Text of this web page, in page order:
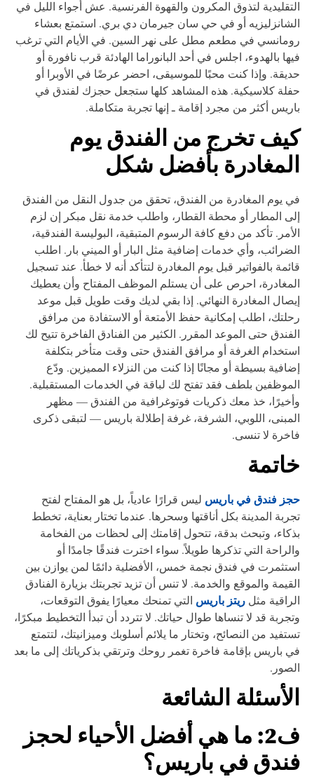
لتذوق المكرون والقهوة الفرنسية. عش أجواء الليل في
أو في حي سان جيرمان دي بري. استمتع بعشاء
في مطعم مطل على نهر السين. في الأيام التي ترغب
بالهدوء، اجلس في أحد البانوراما الهادئة قرب نافورة أو
وإذا كنت محبًا للموسيقى، احضر عرضًا في الأوبرا أو
كلاسيكية. هذه المشاهد كلها ستجعل حجزك لفندق في
أكثر من مجرد إقامة ـ إنها تجربة متكاملة.
تخرج من الفندق يوم
بأفضل شكل
يوم المغادرة من الفندق، تحقق من جدول النقل من الفندق
المطار أو محطة القطار، واطلب خدمة نقل مبكر إن لزم
تأكد من دفع كافة الرسوم المتبقية، البوليسة الفندقية،
وأي خدمات إضافية مثل البار أو الميني بار. اطلب
بالفواتير قبل يوم المغادرة لتتأكد أنه لا خطأ. عند تسجيل
احرص على أن يستلم الموظف المفتاح وأن يعطيك
المغادرة النهائي. إذا بقي لديك وقت طويل قبل موعد
اطلب إمكانية حفظ الأمتعة أو الاستفادة من مرافق
حتى الموعد المقرر. الكثير من الفنادق الفاخرة تتيح لك
الغرفة أو مرافق الفندق حتى وقت متأخر بتكلفة
بسيطة أو مجانًا إذا كنت من النزلاء المميزين. ودّع
بلطف فقد تفتح لك لباقة في الخدمات المستقبلية.
خذ معك ذكريات فوتوغرافية من الفندق — مظهر
اللوبي، الشرفة، غرفة إطلالة باريس — لتبقى ذكرى
لا تنسى.
فندق في باريسليس قرارًا عادياً، بل هو المفتاح لفتح
المدينة بكل أناقتها وسحرها. عندما تختار بعناية، تخطط
وتبحث بدقة، تتحول إقامتك إلى لحظات من الفخامة
التي تذكرها طويلاً. سواء اخترت فندقًا جامدًا أو
في فندق نجمة خمس، الأفضلية دائمًا لمن يوازن بين
والموقع والخدمة. لا تنس أن تزيد تجربتك بزيارة الفنادق
مثلريتز باريسالتي تمنحك معيارًا يفوق التوقعات،
قد لا تنساها طوال حياتك. لا تتردد أن تبدأ التخطيط مبكرًا،
من النصائح، وتختار ما يلائم أسلوبك وميزانيتك، لتتمتع
باريس بإقامة فاخرة تغمر روحك وترتقي بذكرياتك إلى ما بعد
الشائعة
ف2: ما هي أفضل الأحياء لحجز
في باريس؟